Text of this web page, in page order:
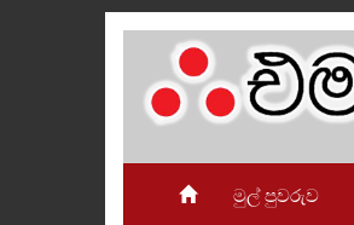
මුල් පුවරුව